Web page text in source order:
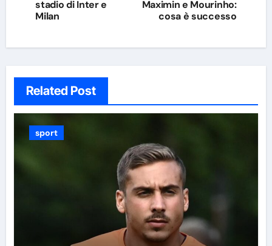
stadio di Inter e
Milan
Maximin e Mourinho:
cosa è successo
Related Post
sport